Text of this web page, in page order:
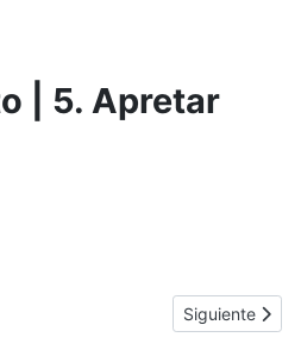
| 5. Apretar
Artículo
Siguiente